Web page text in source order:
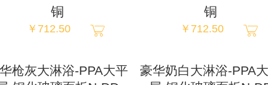
ພາສາລາວ
铜
￥712.50
铜
￥712.50
枪灰大淋浴-PPA大平
豪华奶白大淋浴-PPA